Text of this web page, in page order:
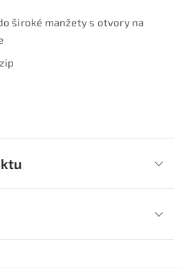
široké manžety s otvory na